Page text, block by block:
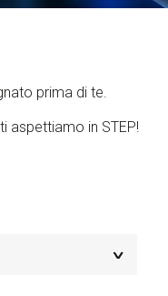
prima di te.
aspettiamo in STEP!